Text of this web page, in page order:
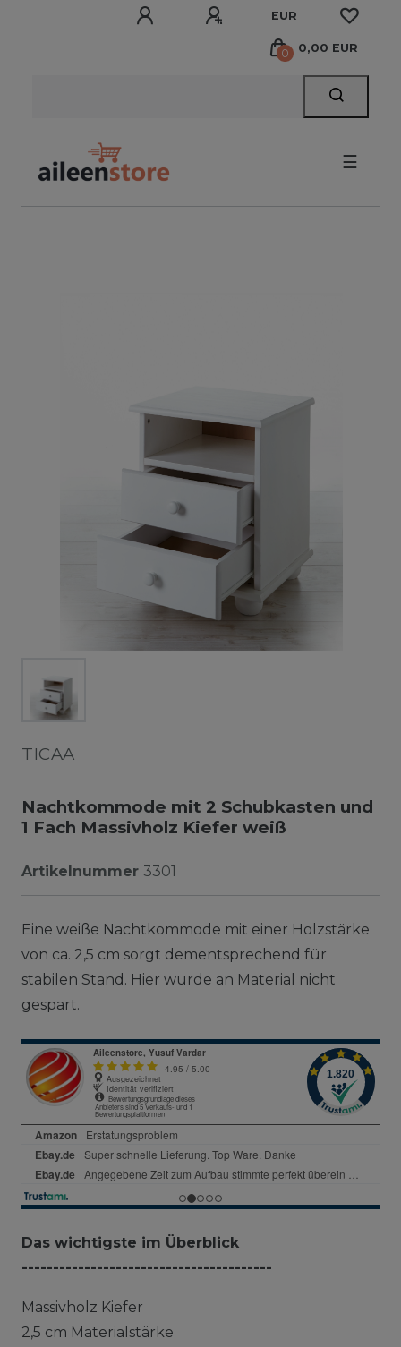
EUR
0 0,00 EUR
☰
TICAA
Nachtkommode mit 2 Schubkasten und
1 Fach Massivholz Kiefer weiß
Artikelnummer 3301
Eine weiße Nachtkommode mit einer Holzstärke
von ca. 2,5 cm sorgt dementsprechend für
stabilen Stand. Hier wurde an Material nicht
gespart.
Das wichtigste im Überblick
----------------------------------------
Massivholz Kiefer
2,5 cm Materialstärke